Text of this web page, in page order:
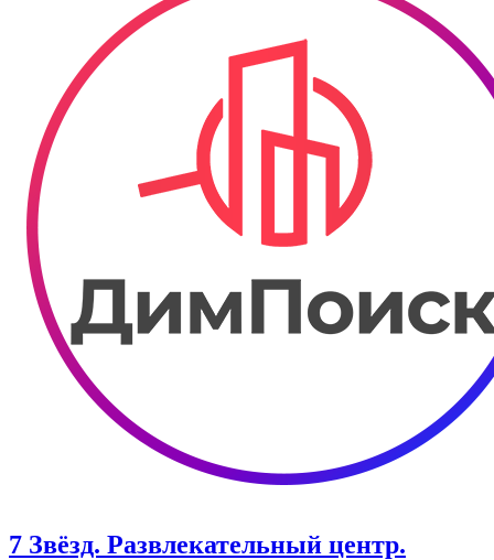
7 Звёзд. Развлекательный центр.